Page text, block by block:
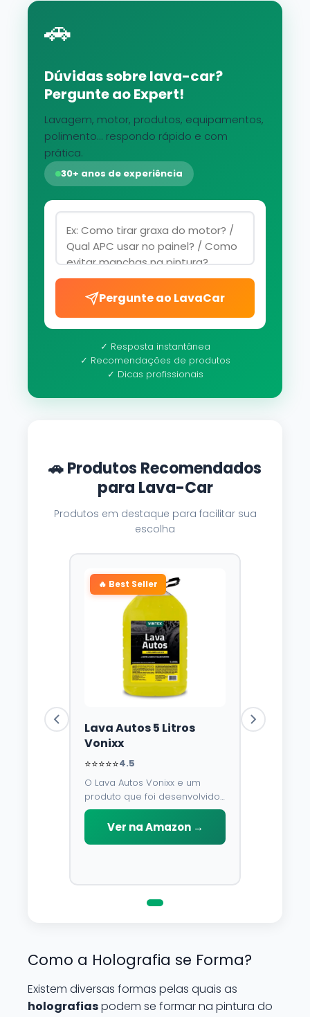
🚗
Dúvidas sobre lava-car?
Pergunte ao Expert!
Lavagem, motor, produtos, equipamentos,
polimento... respondo rápido e com
prática.
30+ anos de experiência
Pergunte ao LavaCar
✓ Resposta instantânea
✓ Recomendações de produtos
✓ Dicas profissionais
🚗 Produtos Recomendados
para Lava-Car
Produtos em destaque para facilitar sua
escolha
🔥 Best Seller
Lava Autos 5 Litros
Vonixx
⭐⭐⭐⭐⭐4.5
O Lava Autos Vonixx e um
produto que foi desenvolvido
para limpar, proteger e
conservar a lataria do veiculo.
Por possuir pH neutro, pode
Ver na Amazon →
Como a Holografia se Forma?
Existem diversas formas pelas quais as
holografiaspodem se formar na pintura do